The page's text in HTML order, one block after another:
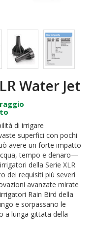
Water Jet
di irrigare
superfici con pochi
avere un forte impatto
tempo e denaro—
della Serie XLR
dei requisiti più severi
avanzate mirate
Rain Bird della
e sorpassano le
a lunga gittata della